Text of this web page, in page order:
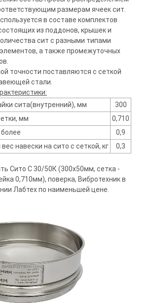
размерам ячеек сит.
в составе комплектов
из поддонов, крышек и
сит с разными типами
а также промежуточных
точности поставляются с сеткой
стали.
сита(внутренний), мм
300
мм
0,710
более
0,9
навески на сито с сеткой, кг
0,3
Сито С 30/50К (300х50мм, сетка -
0,710мм), поверка, Вибротехник в
Лабтех по наименьшей цене.